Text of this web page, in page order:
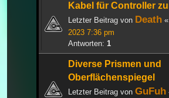
Kabel für Controller
Letzter Beitrag von Death «
2023 7:36 pm
Antworten: 1
Diverse Prismen und
Oberflächenspiegel
Letzter Beitrag von GuFuh